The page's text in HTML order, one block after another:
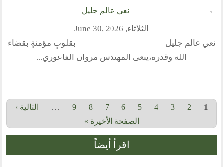
نعي عالم جليل
الثلاثاء, June 30, 2026
نعي عالم جليل بقلوبٍ مؤمنةٍ بقضاء
الله وقدره،ينعى المهندس مروان الفاعوري...
Pages
1
2
3
4
5
6
7
8
9
…
التالية ›
الصفحة الأخيرة »
اقرأ أيضاً